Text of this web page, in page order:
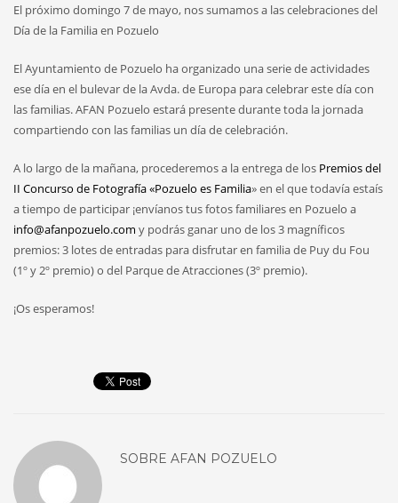
El próximo domingo 7 de mayo, nos sumamos a las celebraciones del
Día de la Familia en Pozuelo
El Ayuntamiento de Pozuelo ha organizado una serie de actividades
ese día en el bulevar de la Avda. de Europa para celebrar este día con
las familias. AFAN Pozuelo estará presente durante toda la jornada
compartiendo con las familias un día de celebración.
A lo largo de la mañana, procederemos a la entrega de los Premios del
II Concurso de Fotografía «Pozuelo es Familia» en el que todavía estaís
a tiempo de participar ¡envíanos tus fotos familiares en Pozuelo a
info@afanpozuelo.com y podrás ganar uno de los 3 magníficos
premios: 3 lotes de entradas para disfrutar en familia de Puy du Fou
(1º y 2º premio) o del Parque de Atracciones (3º premio).
¡Os esperamos!
SOBRE AFAN POZUELO